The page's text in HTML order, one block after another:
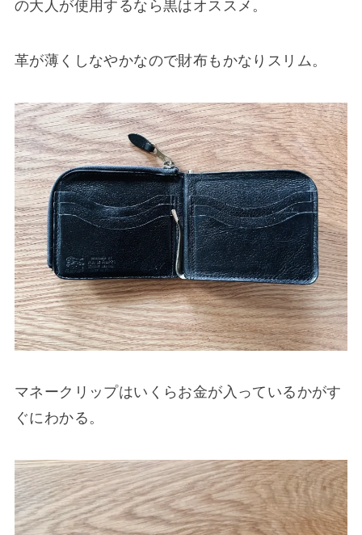
の大人が使用するなら黒はオススメ。
革が薄くしなやかなので財布もかなりスリム。
マネークリップはいくらお金が入っているかがす
ぐにわかる。